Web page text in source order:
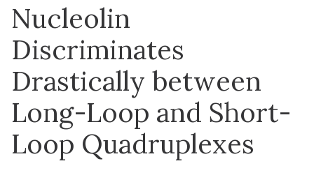
Nucleolin
Discriminates
Drastically between
Long-Loop and Short-
Loop Quadruplexes